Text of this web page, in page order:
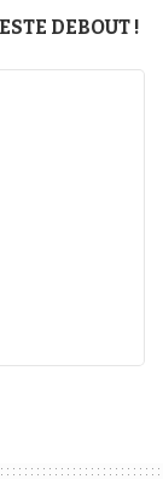
DEBOUT !